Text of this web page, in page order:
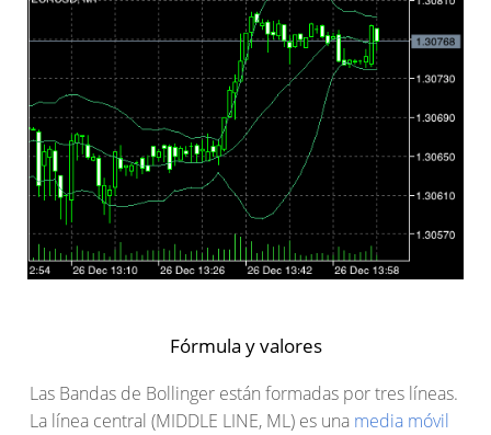
Fórmula y valores
Las Bandas de Bollinger están formadas por tres líneas.
La línea central (MIDDLE LINE, ML) es una media móvil